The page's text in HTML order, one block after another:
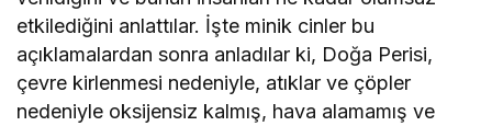
etkilediğini anlattılar. İşte minik cinler bu
açıklamalardan sonra anladılar ki, Doğa Perisi,
çevre kirlenmesi nedeniyle, atıklar ve çöpler
nedeniyle oksijensiz kalmış, hava alamamış ve